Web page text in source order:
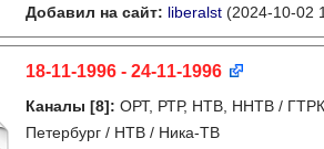
Добавил на сайт: liberalst (2024-10-02
18-11-1996 - 24-11-1996
Каналы [8]: ОРТ, РТР, НТВ, ННТВ / ГТРК
Петербург / НТВ / Ника-ТВ